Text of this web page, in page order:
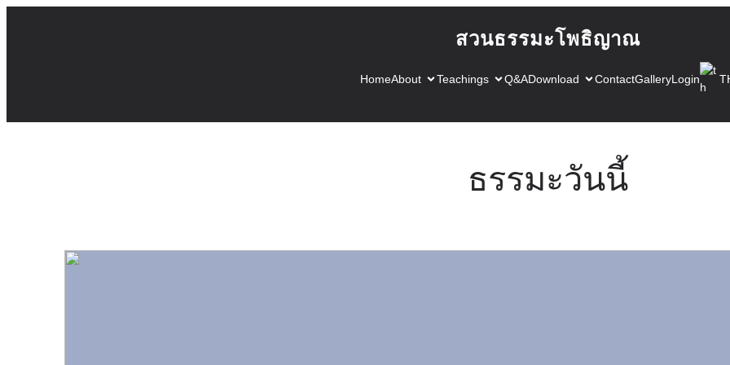
สวนธรรมะโพธิญาณ
HomeAbout Teachings Q&ADownload ContactGalleryLogin
ธรรมะวันนี้